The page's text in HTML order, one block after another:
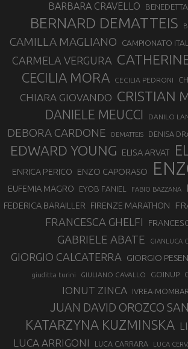
BARBARA CRAVELLO
BERNARD DEMATTEIS
CAMILLA MAGLIANO CAMPIONATO
CARMELA VERGURA
CECILIA MORA CECILIA PEDRONI
CHIARA GIOVANDO CRISTIAN
DANIELE MEUCCI DANILO
DEBORA CARDONE DEMATTEIS DENISA
EDWARD YOUNG ELISA ARVAT
ENRICA PERICO ENZO CAPORASO
EUFEMIA MAGRO EYOB FANIEL FABIO BAZZANA
FEDERICA BARAILLER FIRENZE MARATHON
FRANCESCA GHELFI
GABRIELE ABATE GIANLUCA
GIORGIO CALCATERRA GIORGIO
giuditta turini GIULIANO CAVALLO GOINUP
IONUT ZINCA IVREA-
JUAN DAVID OROZCO
KATARZYNA KUZMINSKA
LUCA ARRIGONI LUCA CARRARA LUCA